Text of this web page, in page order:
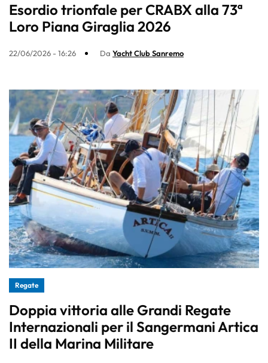
Esordio trionfale per CRABX alla 73ª
Loro Piana Giraglia 2026
22/06/2026 - 16:26 Da Yacht Club Sanremo
Regate
Doppia vittoria alle Grandi Regate
Internazionali per il Sangermani Artica
II della Marina Militare